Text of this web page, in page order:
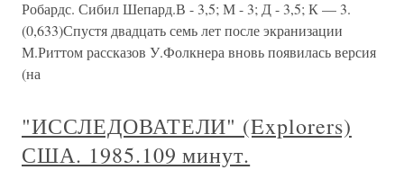
Робардс. Сибил Шепард.В - 3,5; М - 3; Д - 3,5; К — 3.
(0,633)Спустя двадцать семь лет после экранизации
М.Риттом рассказов У.Фолкнера вновь появилась версия
(на
"ИССЛЕДОВАТЕЛИ" (Explorers)
США. 1985.109 минут.